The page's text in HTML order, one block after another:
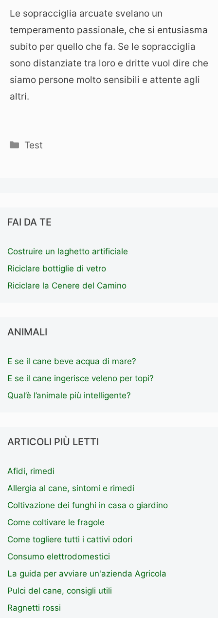
Le sopracciglia arcuate svelano un
temperamento passionale, che si entusiasma
subito per quello che fa. Se le sopracciglia
sono distanziate tra loro e dritte vuol dire che
siamo persone molto sensibili e attente agli
altri.
Categorie
Test
FAI DA TE
Costruire un laghetto artificiale
Riciclare bottiglie di vetro
Riciclare la Cenere del Camino
ANIMALI
E se il cane beve acqua di mare?
E se il cane ingerisce veleno per topi?
Qual’è l’animale più intelligente?
ARTICOLI PIÙ LETTI
Afidi, rimedi
Allergia al cane, sintomi e rimedi
Coltivazione dei funghi in casa o giardino
Come coltivare le fragole
Come togliere tutti i cattivi odori
Consumo elettrodomestici
La guida per avviare un'azienda Agricola
Pulci del cane, consigli utili
Ragnetti rossi